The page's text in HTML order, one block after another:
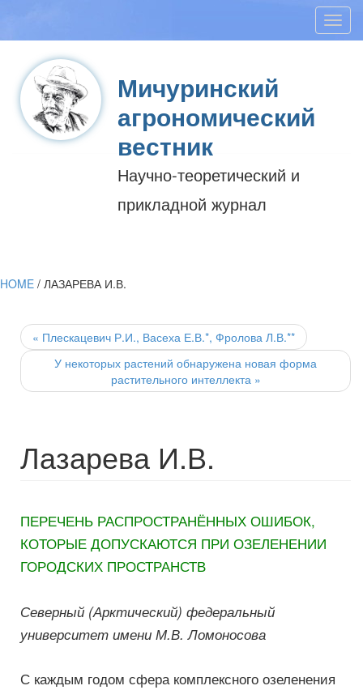
Мичуринский
агрономический
вестник
Научно-теоретический и
прикладной журнал
HOME / ЛАЗАРЕВА И.В.
Post
navigation
« Плескацевич Р.И., Васеха Е.В.*, Фролова Л.В.**
У некоторых растений обнаружена новая форма
растительного интеллекта »
Лазарева И.В.
ПЕРЕЧЕНЬ РАСПРОСТРАНЁННЫХ ОШИБОК,
КОТОРЫЕ ДОПУСКАЮТСЯ ПРИ ОЗЕЛЕНЕНИИ
ГОРОДСКИХ ПРОСТРАНСТВ
Северный (Арктический) федеральный
университет имени М.В. Ломоносова
С каждым годом сфера комплексного озеленения